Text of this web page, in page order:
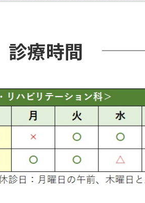
療時間